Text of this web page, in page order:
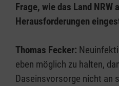
Frage, wie das Land NRW
Herausforderungen
Thomas Fecker:
eben möglich zu halten,
Daseinsvorsorge nicht an